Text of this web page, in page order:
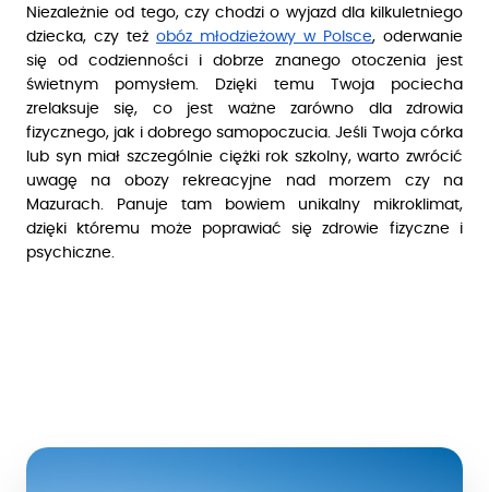
Niezależnie od tego, czy chodzi o wyjazd dla kilkuletniego
dziecka, czy też obóz młodzieżowy w Polsce, oderwanie
się od codzienności i dobrze znanego otoczenia jest
świetnym pomysłem. Dzięki temu Twoja pociecha
zrelaksuje się, co jest ważne zarówno dla zdrowia
fizycznego, jak i dobrego samopoczucia. Jeśli Twoja córka
lub syn miał szczególnie ciężki rok szkolny, warto zwrócić
uwagę na obozy rekreacyjne nad morzem czy na
Mazurach. Panuje tam bowiem unikalny mikroklimat,
dzięki któremu może poprawiać się zdrowie fizyczne i
psychiczne.